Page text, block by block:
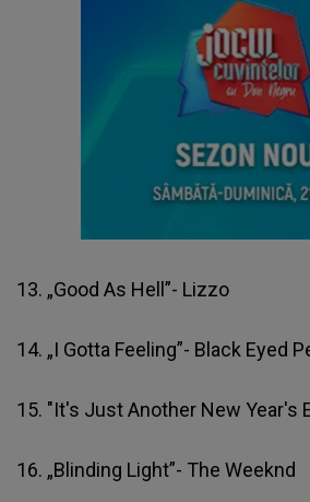
13. „Good As Hell”- Lizzo
14. „I Gotta Feeling”- Black Eyed
15. "It's Just Another New Year's
16. „Blinding Light”- The Weeknd